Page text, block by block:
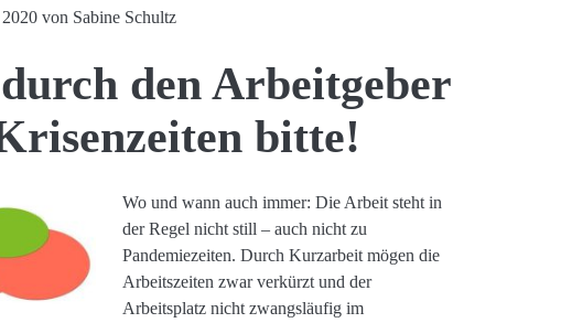
span>
von Sabine Schultz
den Arbeitgeber
bitte!
Wo und wann auch immer: Die Arbeit steht in
der Regel nicht still – auch nicht zu
Pandemiezeiten. Durch Kurzarbeit mögen die
Arbeitszeiten zwar verkürzt und der
Arbeitsplatz nicht zwangsläufig im